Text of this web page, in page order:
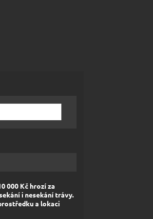
000 Kč hrozí za
i nesekání trávy.
a lokaci